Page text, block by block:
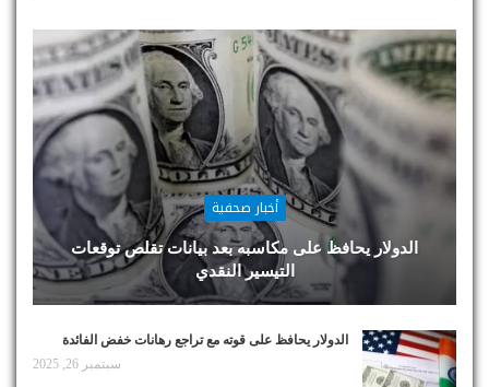
أخبار صحفية
الدولار يحافظ على مكاسبه بعد بيانات تقلص توقعات
التيسير النقدي
الدولار يحافظ على قوته مع تراجع رهانات خفض الفائدة
سبتمبر 26, 2025